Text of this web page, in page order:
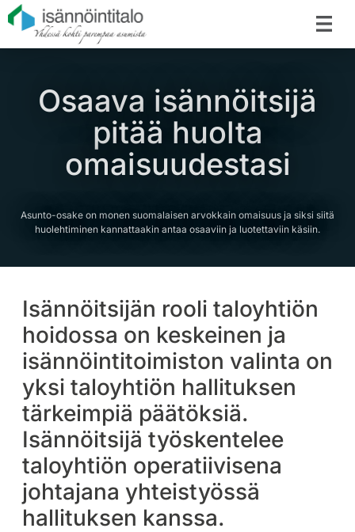
Osaava isännöitsijä
pitää huolta
omaisuudestasi
Asunto-osake on monen suomalaisen arvokkain omaisuus ja siksi siitä
huolehtiminen kannattaakin antaa osaaviin ja luotettaviin käsiin.
Isännöitsijän rooli taloyhtiön
hoidossa on keskeinen ja
isännöintitoimiston valinta on
yksi taloyhtiön hallituksen
tärkeimpiä päätöksiä.
Isännöitsijä työskentelee
taloyhtiön operatiivisena
johtajana yhteistyössä
hallituksen kanssa.